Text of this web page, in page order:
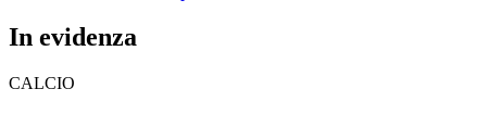
In evidenza
CALCIO